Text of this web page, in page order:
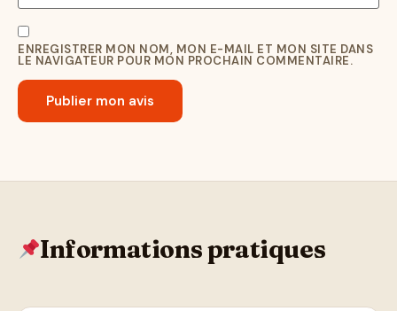
ENREGISTRER MON NOM, MON E-MAIL ET MON SITE DANS
LE NAVIGATEUR POUR MON PROCHAIN COMMENTAIRE.
Informations pratiques